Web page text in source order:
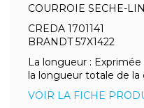
COURROIE SECHE-
CREDA 1701141
BRANDT 57X1422
La longueur :
la longueur totale de la
VOIR LA FICHE